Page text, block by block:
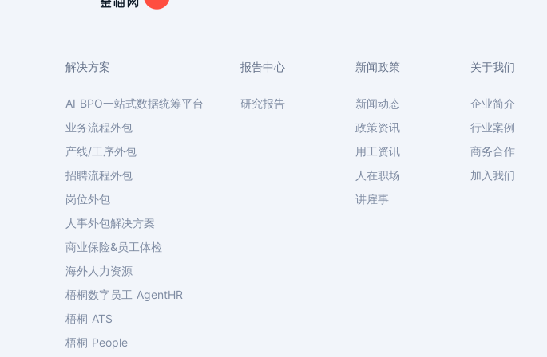
解决方案
AI BPO一站式数据统筹平台
业务流程外包
产线/工序外包
招聘流程外包
岗位外包
人事外包解决方案
商业保险&员工体检
海外人力资源
梧桐数字员工 AgentHR
梧桐 ATS
梧桐 People
报告中心
研究报告
新闻政策
新闻动态
政策资讯
用工资讯
人在职场
讲雇事
关于我们
企业简介
行业案例
商务合作
加入我们